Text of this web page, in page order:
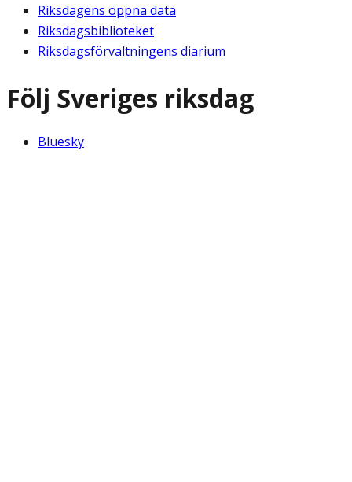
Riksdagens öppna data
Riksdagsbiblioteket
Riksdagsförvaltningens diarium
Följ Sveriges riksdag
Bluesky